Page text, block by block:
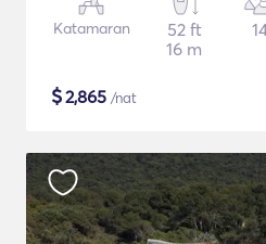
Katamaran
52 ft
16 m
$2,865 /nat